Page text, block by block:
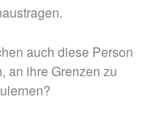
auch diese Person
an ihre Grenzen zu